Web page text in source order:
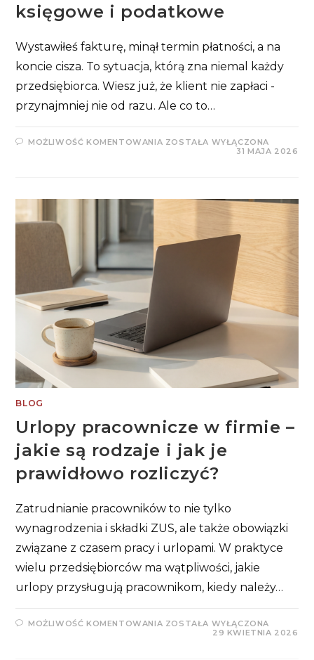
księgowe i podatkowe
Wystawiłeś fakturę, minął termin płatności, a na
koncie cisza. To sytuacja, którą zna niemal każdy
przedsiębiorca. Wiesz już, że klient nie zapłaci -
przynajmniej nie od razu. Ale co to…
MOŻLIWOŚĆ KOMENTOWANIA CO
FAKTURY?
KSIĘGOWE
PODATKOWE
ZOSTAŁA WYŁĄCZONA
31 MAJA 2026
BLOG
Urlopy pracownicze w firmie –
jakie są rodzaje i jak je
prawidłowo rozliczyć?
Zatrudnianie pracowników to nie tylko
wynagrodzenia i składki ZUS, ale także obowiązki
związane z czasem pracy i urlopami. W praktyce
wielu przedsiębiorców ma wątpliwości, jakie
urlopy przysługują pracownikom, kiedy należy…
MOŻLIWOŚĆ KOMENTOWANIA URLOPY
PRACOWNICZE
ZOSTAŁA WYŁĄCZONA
29 KWIETNIA 2026